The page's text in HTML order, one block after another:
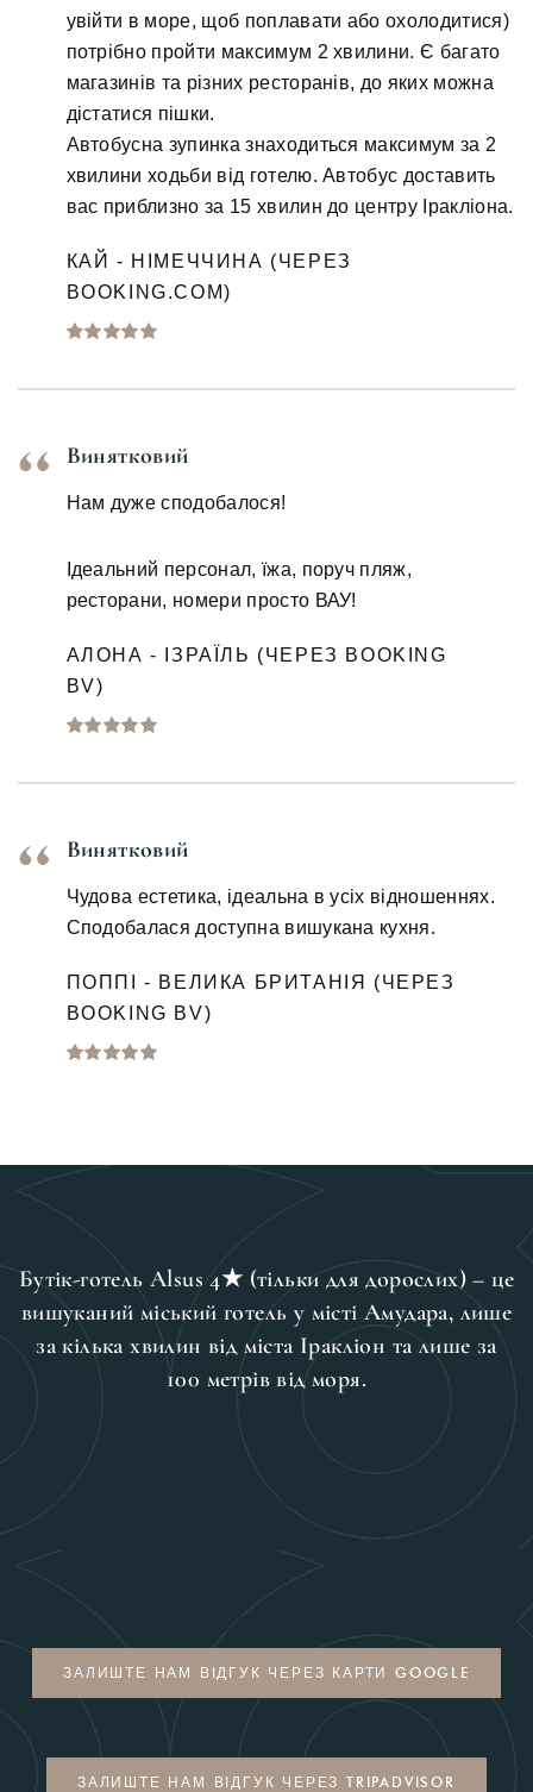
увійти в море, щоб поплавати або охолодитися)
потрібно пройти максимум 2 хвилини. Є багато
магазинів та різних ресторанів, до яких можна
дістатися пішки.
Автобусна зупинка знаходиться максимум за 2
хвилини ходьби від готелю. Автобус доставить
вас приблизно за 15 хвилин до центру Іракліона.
КАЙ - НІМЕЧЧИНА (ЧЕРЕЗ
BOOKING.COM)
Винятковий
Нам дуже сподобалося!
Ідеальний персонал, їжа, поруч пляж,
ресторани, номери просто ВАУ!
АЛОНА - ІЗРАЇЛЬ (ЧЕРЕЗ BOOKING
BV)
Винятковий
Чудова естетика, ідеальна в усіх відношеннях.
Сподобалася доступна вишукана кухня.
ПОППІ - ВЕЛИКА БРИТАНІЯ (ЧЕРЕЗ
BOOKING BV)
Бутік-готель Alsus 4★ (тільки для дорослих) – це
вишуканий міський готель у місті Амудара, лише
за кілька хвилин від міста Іракліон та лише за
100 метрів від моря.
ЗАЛИШТЕ НАМ ВІДГУК ЧЕРЕЗ КАРТИ GOOGLE
ЗАЛИШТЕ НАМ ВІДГУК ЧЕРЕЗ TRIPADVISOR